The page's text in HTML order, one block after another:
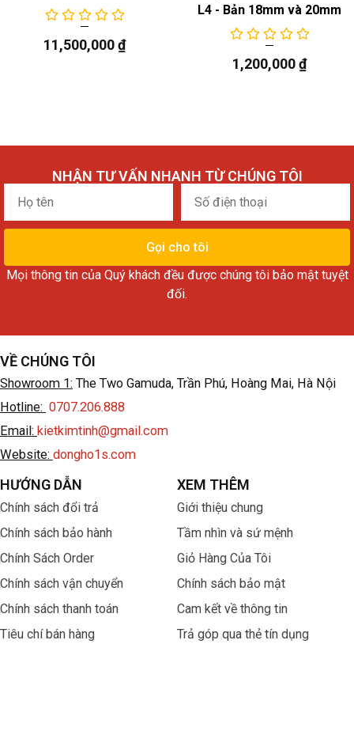
11,500,000₫
L4 - Bản 18mm và 20mm
1,200,000₫
NHẬN TƯ VẤN NHANH TỪ CHÚNG TÔI
Họ
tên
điện
thoại
Gọi cho tôi
Mọi thông tin của Quý khách đều được chúng tôi bảo mật tuyệt
đối.
VỀ CHÚNG TÔI
Showroom 1: The Two Gamuda, Trần Phú, Hoàng Mai, Hà Nội
Hotline: 0707.206.888
Email: kietkimtinh@gmail.com
Website: dongho1s.com
HƯỚNG DẪN
Chính sách đổi trả
Chính sách bảo hành
Chính Sách Order
Chính sách vận chuyển
Chính sách thanh toán
Tiêu chí bán hàng
XEM THÊM
Giới thiệu chung
Tầm nhìn và sứ mệnh
Giỏ Hàng Của Tôi
Chính sách bảo mật
Cam kết về thông tin
Trả góp qua thẻ tín dụng